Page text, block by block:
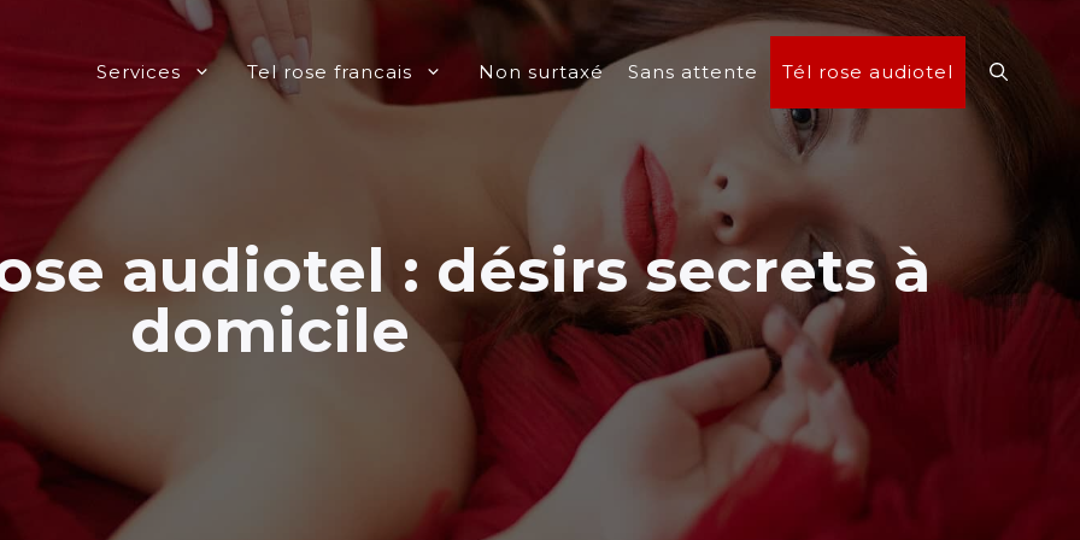
Services Tel rose francais Non surtaxé Sans attente Tél rose audiotel
audiotel : désirs secrets à
domicile